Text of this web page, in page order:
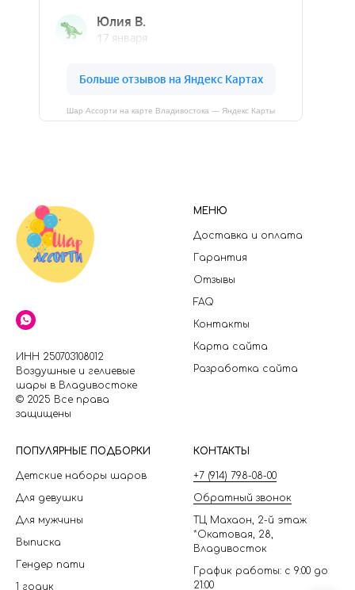
Шар Ассорти на карте Владивостока — Яндекс Карты
ИНН 250703108012
Воздушные и гелиевые
шары в Владивостоке
© 2025 Все права
защищены
МЕНЮ
Доставка и оплата
Гарантия
Отзывы
FAQ
Контакты
Карта сайта
Разработка сайта
ПОПУЛЯРНЫЕ ПОДБОРКИ
Детские наборы шаров
Для девушки
Для мужчины
Выписка
Гендер пати
1 годик
КОНТАКТЫ
+7 (914) 798-08-00
Обратный звонок
ТЦ Махаон, 2-й этаж
*Окатовая, 28,
Владивосток
График работы: с 9:00 до
21:00